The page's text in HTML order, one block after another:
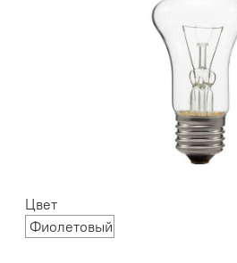
Цвет
Фиолетовый